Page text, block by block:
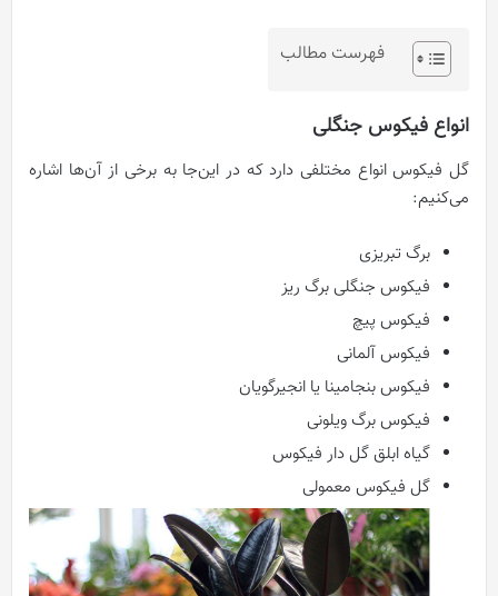
فهرست مطالب
انواع فیکوس جنگلی
گل فیکوس انواع مختلفی دارد که در این‌جا به برخی از آن‌ها اشاره
می‌کنیم:
برگ تبریزی
فیکوس جنگلی برگ ریز
فیکوس پیچ
فیکوس آلمانی
فیکوس بنجامینا یا انجیرگویان
فیکوس برگ ویلونی
گیاه ابلق گل دار فیکوس
گل فیکوس معمولی